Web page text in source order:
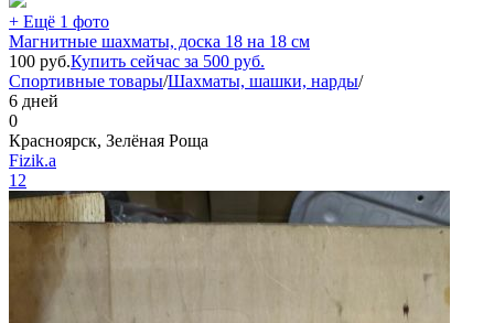
+ Ещё 1 фото
Магнитные шахматы, доска 18 на 18 см
100 руб.Купить сейчас за 500 руб.
Спортивные товары/Шахматы, шашки, нарды/
6 дней
0
Красноярск, Зелёная Роща
Fizik.a
12